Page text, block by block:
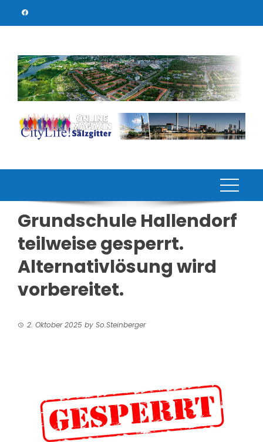
Grundschule Hallendorf
teilweise gesperrt.
Alternativlösung wird
vorbereitet.
2. Oktober 2025 by So.Steinberger